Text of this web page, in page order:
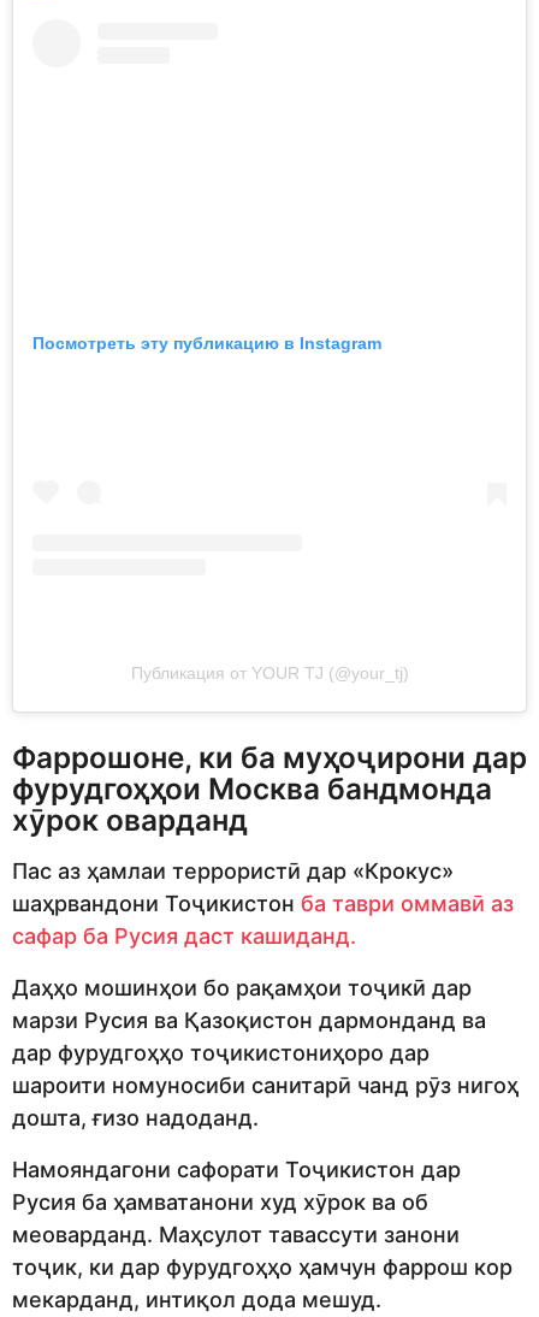
Посмотреть эту публикацию в Instagram
Публикация от YOUR TJ (@your_tj)
Фаррошоне, ки ба муҳоҷирони дар
фурудгоҳҳои Москва бандмонда
хӯрок оварданд
Пас аз ҳамлаи террористӣ дар «Крокус»
шаҳрвандони Тоҷикистон ба таври оммавӣ аз
сафар ба Русия даст кашиданд.
Даҳҳо мошинҳои бо рақамҳои тоҷикӣ дар
марзи Русия ва Қазоқистон дармонданд ва
дар фурудгоҳҳо тоҷикистониҳоро дар
шароити номуносиби санитарӣ чанд рӯз нигоҳ
дошта, ғизо надоданд.
Намояндагони сафорати Тоҷикистон дар
Русия ба ҳамватанони худ хӯрок ва об
меоварданд. Маҳсулот тавассути занони
тоҷик, ки дар фурудгоҳҳо ҳамчун фаррош кор
мекарданд, интиқол дода мешуд.